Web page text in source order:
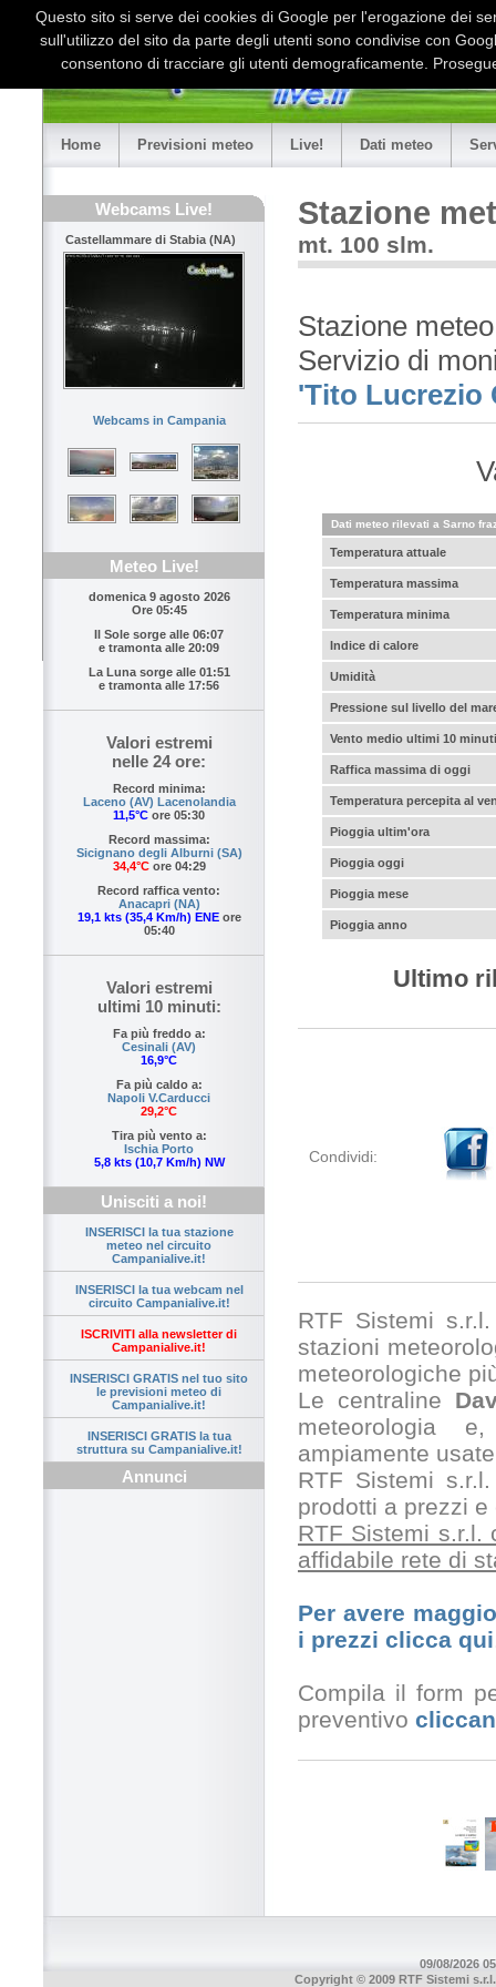
Home Previsioni meteo Live! Dati meteo
Webcams Live!
Castellammare di Stabia (NA)
Webcams in Campania
Meteo Live!
domenica 9 agosto 2026
Ore 05:45
Il Sole sorge alle 06:07
e tramonta alle 20:09
La Luna sorge alle 01:51
e tramonta alle 17:56
Valori estremi
nelle 24 ore:
Record minima:
Laceno (AV) Lacenolandia
11,5°C ore 05:30
Record massima:
Sicignano degli Alburni (SA)
34,4°Core 04:29
Record raffica vento:
Anacapri (NA)
19,1 kts (35,4 Km/h) ENEore
05:40
Valori estremi
ultimi 10 minuti:
Fa più freddo a:
Cesinali (AV)
16,9°C
Fa più caldo a:
Napoli V.Carducci
29,2°C
Tira più vento a:
Ischia Porto
5,8 kts (10,7 Km/h) NW
Unisciti a noi!
INSERISCI la tua stazione
meteo nel circuito
Campanialive.it!
INSERISCI la tua webcam nel
circuito Campanialive.it!
ISCRIVITI alla newsletter di
Campanialive.it!
INSERISCI GRATIS nel tuo sito
le previsioni meteo di
Campanialive.it!
INSERISCI GRATIS la tua
struttura su Campanialive.it!
Annunci
Stazione
mt. 100 slm.
Stazione
Servizio di
'Tito Lucrezio
Dati meteo rilevati a Sarno
Temperatura attuale
Temperatura massima
Temperatura minima
Indice di calore
Umidità
Pressione sul livello del
Vento medio ultimi 10 minuti
Raffica massima di oggi
Temperatura percepita al
Pioggia ultim'ora
Pioggia oggi
Pioggia mese
Pioggia anno
Ultimo
Condividi:
RTF Sistemi
stazioni
meteorologiche
Le centraline
meteorologia
ampiamente
RTF Sistemi
prodotti a prezzi
RTF Sistemi s.r.l.
affidabile rete di
Per avere
i prezzi clicca qui
Compila il form
preventivo
09/08/2026
Copyright © 2009 RTF Sistemi
Questo sito si serve dei cookies di Google per l'erogazione dei
sull'utilizzo del sito da parte degli utenti sono condivise con
consentono di tracciare gli utenti demograficamente.